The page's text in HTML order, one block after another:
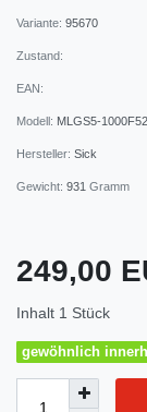
Variante: 95670
Zustand:
EAN:
Modell: MLGS5-1000F52
Hersteller: Sick
Gewicht: 931 Gramm
249,00
Inhalt 1 Stück
gewöhnlich